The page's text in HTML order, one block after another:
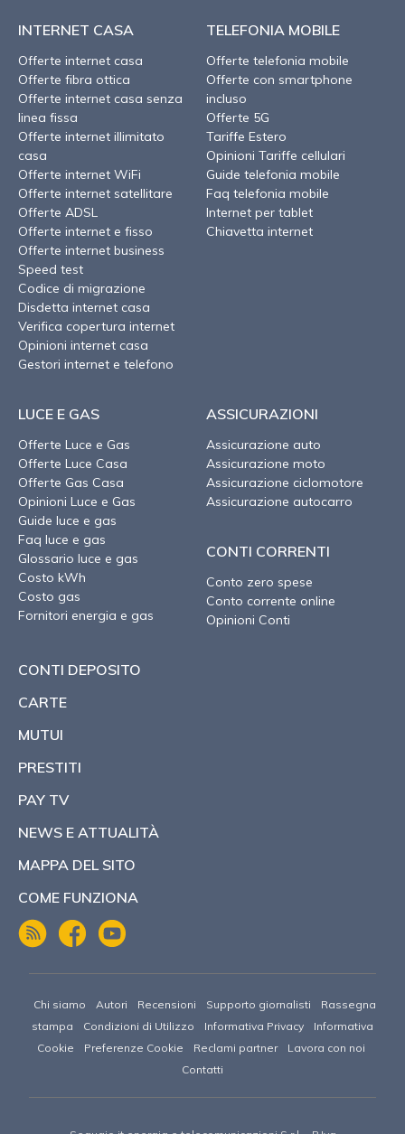
INTERNET CASA
Offerte internet casa
Offerte fibra ottica
Offerte internet casa senza
linea fissa
Offerte internet illimitato
casa
Offerte internet WiFi
Offerte internet satellitare
Offerte ADSL
Offerte internet e fisso
Offerte internet business
Speed test
Codice di migrazione
Disdetta internet casa
Verifica copertura internet
Opinioni internet casa
Gestori internet e telefono
TELEFONIA MOBILE
Offerte telefonia mobile
Offerte con smartphone
incluso
Offerte 5G
Tariffe Estero
Opinioni Tariffe cellulari
Guide telefonia mobile
Faq telefonia mobile
Internet per tablet
Chiavetta internet
LUCE E GAS
Offerte Luce e Gas
Offerte Luce Casa
Offerte Gas Casa
Opinioni Luce e Gas
Guide luce e gas
Faq luce e gas
Glossario luce e gas
Costo kWh
Costo gas
Fornitori energia e gas
ASSICURAZIONI
Assicurazione auto
Assicurazione moto
Assicurazione ciclomotore
Assicurazione autocarro
CONTI CORRENTI
Conto zero spese
Conto corrente online
Opinioni Conti
CONTI DEPOSITO
CARTE
MUTUI
PRESTITI
PAY TV
NEWS E ATTUALITÀ
MAPPA DEL SITO
COME FUNZIONA
Chi siamo Autori Recensioni Supporto giornalisti
Rassegna
stampa
Condizioni di Utilizzo Informativa Privacy
Informativa
Cookie
Preferenze Cookie Reclami partner
Lavora con noi
Contatti